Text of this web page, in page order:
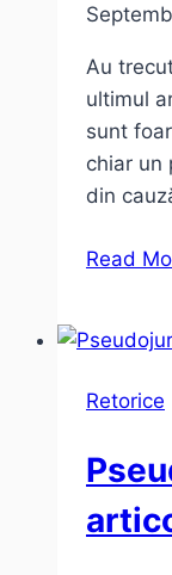
Au
ultimul
sunt
chiar un
din
Read
Retorice